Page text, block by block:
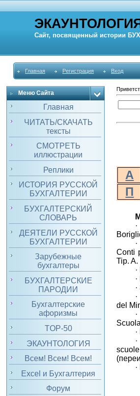
Сайт, посвященный истории
Главная Регистрация Вход
Меню Сайта
Главная
ЧИТАТЬ/СКАЧАТЬ
тексты
СМОТРЕТЬ
иллюстрации
Реплики
ИСТОРИЯ РУССКОЙ
БУХГАЛТЕРИИ
БУХГАЛТЕРСКИЙ
СЛОВАРЬ
ДЕЯТЕЛИ РУССКОЙ
БУХГАЛТЕРИИ
Зарубежные
бухгалтеры
БУХГАЛТЕРСКИЕ
ПАРОДИИ
Бухгалтерские
афоризмы
TOP-50
ЭКАУНТОЛОГИЯ
Всем! Всем! Всем!
Excel и Бухгалтерия
Форум
А
П
·
·
Conti
Tip.
·
·
·
·
del
·
·
·
(
·